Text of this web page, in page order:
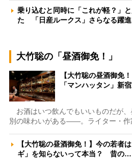
乗り込むと同時に「これが軽？」
た 「日産ルークス」さらなる躍
大竹聡の「昼酒御免！」
【大竹聡の昼酒御免
「マンハッタン」新
お酒はいつ飲んでもいいものだが
別の味わいがある――。ライター・
【大竹聡の昼酒御免！】今の若者
ギ」を知らないって本当？ 昔の…